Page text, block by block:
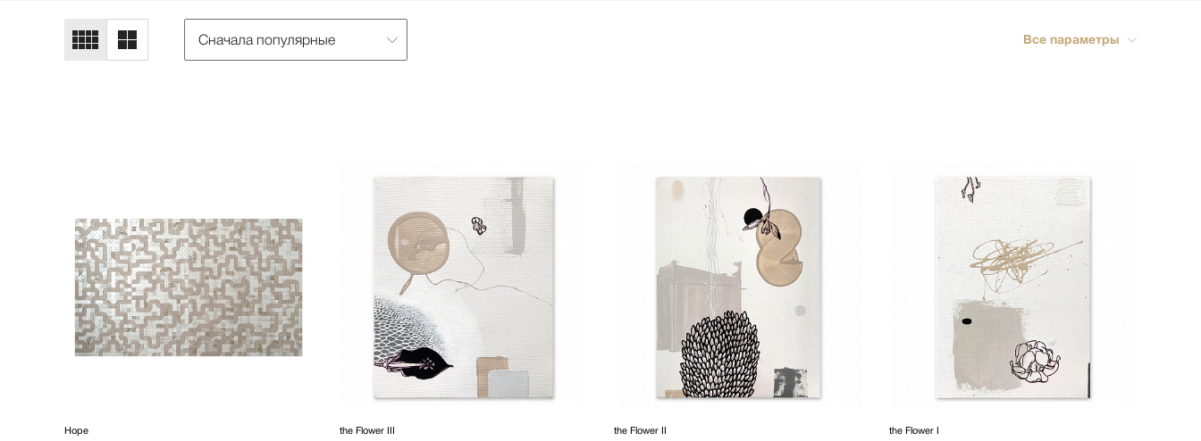
NY2026
Вода
Морской пейзаж
Текстиль
Авторское искусство
Городской пейзаж
Город
Портрет
Символизм
Авангард
Стрит-арт
Абстракционизм
импрессионизм
Сначала популярные Все параметры
Hope
the Flower III
the Flower II
the Flower I